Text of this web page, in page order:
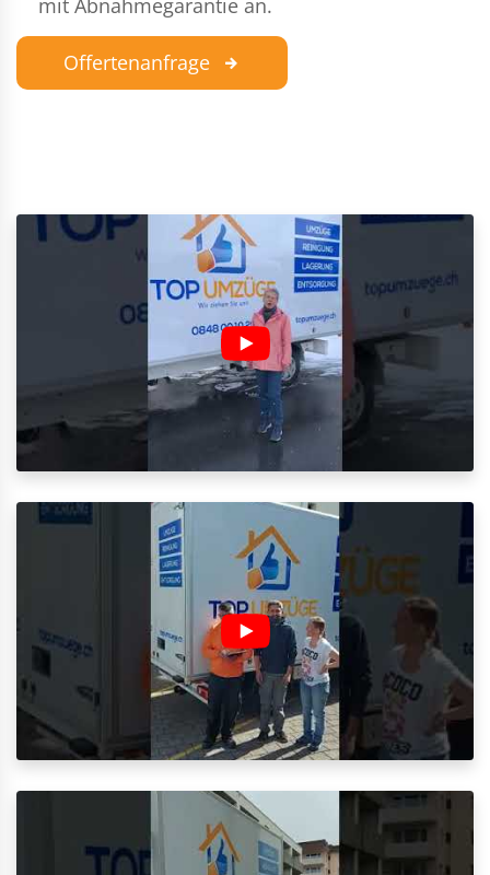
mit Abnahmegarantie an.
Offertenanfrage